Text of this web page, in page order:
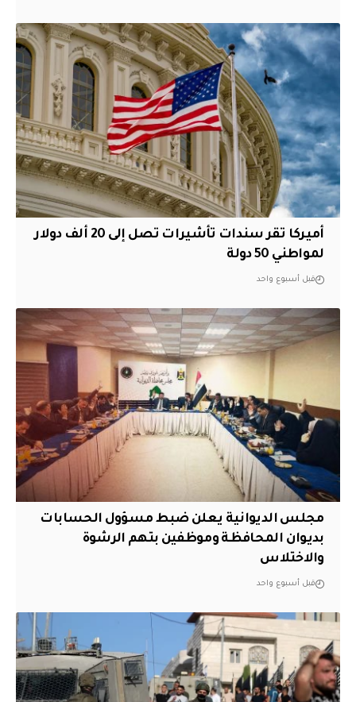
أميركا تقر سندات تأشيرات تصل إلى 20 ألف دولار
لمواطني 50 دولة
قبل أسبوع واحد
مجلس الديوانية يعلن ضبط مسؤول الحسابات
بديوان المحافظة وموظفين بتهم الرشوة
والاختلاس
قبل أسبوع واحد